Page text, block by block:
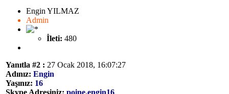
Engin YILMAZ
Admin
İleti: 480
Yanıtla #2 : 27 Ocak 2018, 16:07:27
Adınız: Engin
Yaşınız: 16